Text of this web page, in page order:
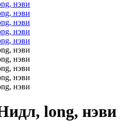
long, нэви